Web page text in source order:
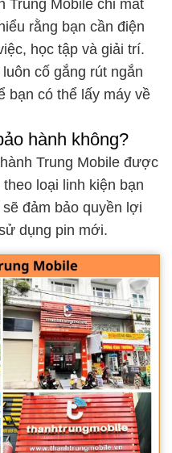
Trung Mobile chỉ mất
rằng bạn cần điện
học tập và giải trí.
cố gắng rút ngắn
bạn có thể lấy máy về
hành không?
Trung Mobile được
loại linh kiện bạn
đảm bảo quyền lợi
dụng pin mới.